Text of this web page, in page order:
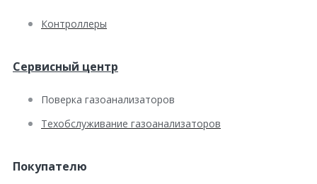
Контроллеры
Сервисный центр
Поверка газоанализаторов
Техобслуживание газоанализаторов
Покупателю